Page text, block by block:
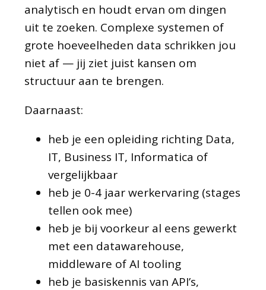
analytisch en houdt ervan om dingen
uit te zoeken. Complexe systemen of
grote hoeveelheden data schrikken jou
niet af — jij ziet juist kansen om
structuur aan te brengen.
Daarnaast:
heb je een opleiding richting Data,
IT, Business IT, Informatica of
vergelijkbaar
heb je 0-4 jaar werkervaring (stages
tellen ook mee)
heb je bij voorkeur al eens gewerkt
met een datawarehouse,
middleware of AI tooling
heb je basiskennis van API’s,